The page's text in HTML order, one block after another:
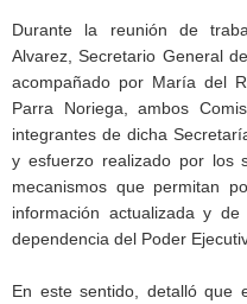
Durante la reunión de
Alvarez, Secretario General
acompañado por María del
Parra Noriega, ambos
integrantes de dicha
y esfuerzo realizado por los
mecanismos que permitan
información actualizada y
dependencia del Poder
En este sentido, detalló que